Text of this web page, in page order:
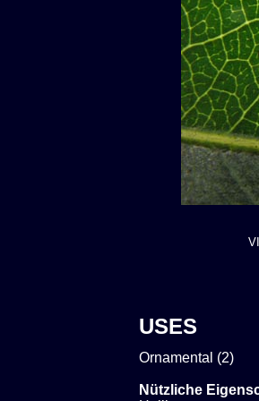
USES
Ornamental (2)
Nützliche